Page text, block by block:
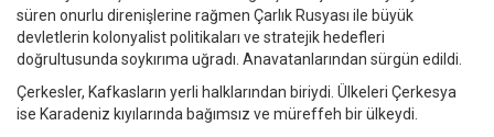
süren onurlu direnişlerine rağmen Çarlık Rusyası ile büyük
devletlerin kolonyalist politikaları ve stratejik hedefleri
doğrultusunda soykırıma uğradı. Anavatanlarından sürgün edildi.
Çerkesler, Kafkasların yerli halklarından biriydi. Ülkeleri Çerkesya
ise Karadeniz kıyılarında bağımsız ve müreffeh bir ülkeydi.